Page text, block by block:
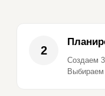
2
Создаем